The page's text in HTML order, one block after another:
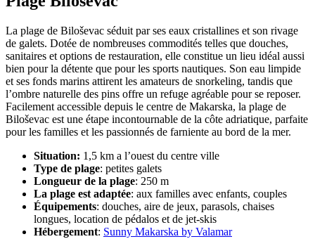
La plage de Biloševac séduit par ses eaux cristallines et son rivage
de galets. Dotée de nombreuses commodités telles que douches,
sanitaires et options de restauration, elle constitue un lieu idéal aussi
bien pour la détente que pour les sports nautiques. Son eau limpide
et ses fonds marins attirent les amateurs de snorkeling, tandis que
l’ombre naturelle des pins offre un refuge agréable pour se reposer.
Facilement accessible depuis le centre de Makarska, la plage de
Biloševac est une étape incontournable de la côte adriatique, parfaite
pour les familles et les passionnés de farniente au bord de la mer.
Situation: 1,5 km a l’ouest du centre ville
Type de plage: petites galets
Longueur de la plage: 250 m
La plage est adaptée: aux familles avec enfants, couples
Équipements: douches, aire de jeux, parasols, chaises
longues, location de pédalos et de jet-skis
Hébergement: Sunny Makarska by Valamar